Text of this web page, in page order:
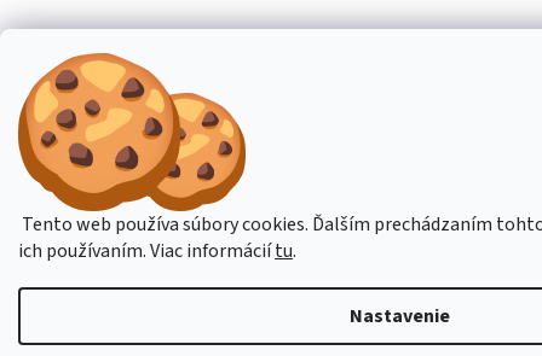
Tento web používa súbory cookies. Ďalším prechádzaním
ich používaním. Viac informáciítu.
Nastavenie